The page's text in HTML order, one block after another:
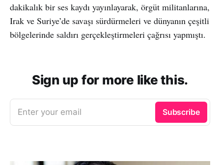
dakikalık bir ses kaydı yayınlayarak, örgüt militanlarına,
Irak ve Suriye’de savaşı sürdürmeleri ve dünyanın çeşitli
bölgelerinde saldırı gerçekleştirmeleri çağrısı yapmıştı.
Sign up for more like this.
Enter your email Subscribe